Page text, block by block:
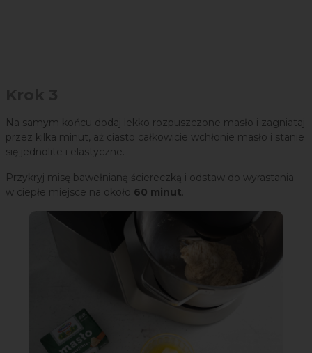
Na samym końcu dodaj lekko rozpuszczone masło i zagniataj
przez kilka minut, aż ciasto całkowicie wchłonie masło i stanie
się jednolite i elastyczne.
Przykryj misę bawełnianą ściereczką i odstaw do wyrastania
w ciepłe miejsce na około 60 minut